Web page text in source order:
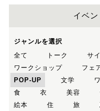
イベ
ジャンルを選択
全て
トーク サ
ワークショップ
フェ
POP-UP
文学
食
衣 美容
絵本
住 旅